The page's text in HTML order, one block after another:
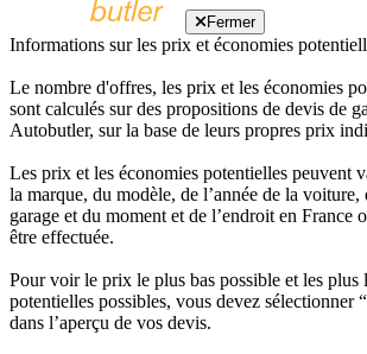
Fermer
Informations sur les prix et économies
Le nombre d'offres, les prix et les économies
sont calculés sur des propositions de devis de
Autobutler, sur la base de leurs propres prix
Les prix et les économies potentielles peuvent
la marque, du modèle, de l’année de la
garage et du moment et de l’endroit en France
être effectuée.
Pour voir le prix le plus bas possible et les plus
potentielles possibles, vous devez sélectionner
dans l’aperçu de vos devis.